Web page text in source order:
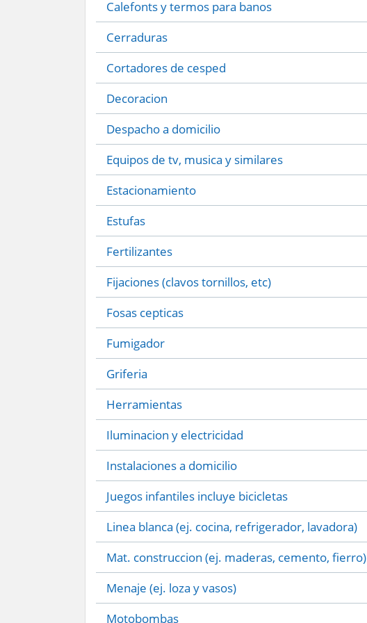
Calefonts y termos para banos
Cerraduras
Cortadores de cesped
Decoracion
Despacho a domicilio
Equipos de tv, musica y similares
Estacionamiento
Estufas
Fertilizantes
Fijaciones (clavos tornillos, etc)
Fosas cepticas
Fumigador
Griferia
Herramientas
Iluminacion y electricidad
Instalaciones a domicilio
Juegos infantiles incluye bicicletas
Linea blanca (ej. cocina, refrigerador, lavadora)
Mat. construccion (ej. maderas, cemento, fierro)
Menaje (ej. loza y vasos)
Motobombas